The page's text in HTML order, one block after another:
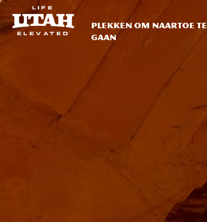
Plekken om naartoe te
gaan